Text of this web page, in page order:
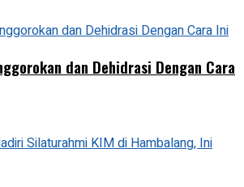
dan Dehidrasi Dengan Cara